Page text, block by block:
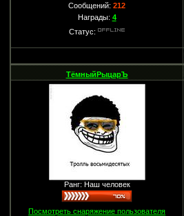
Сообщений:212
Награды: 4
Статус:
ТёмныйРыцарЪ
Ранг: Наш человек
Посмотреть снаряжение пользователя